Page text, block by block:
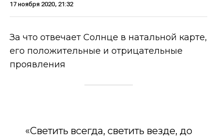
17 ноября 2020, 21:32
За что отвечает Солнце в натальной карте,
его положительные и отрицательные
проявления
«Светить всегда, светить везде, до